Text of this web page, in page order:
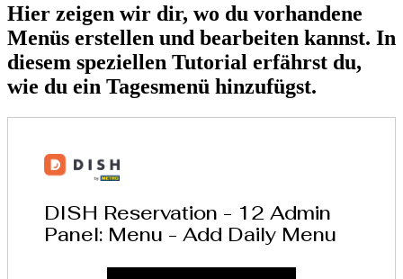
Hier zeigen wir dir, wo du vorhandene
Menüs erstellen und bearbeiten kannst. In
diesem speziellen Tutorial erfährst du,
wie du ein Tagesmenü hinzufügst.